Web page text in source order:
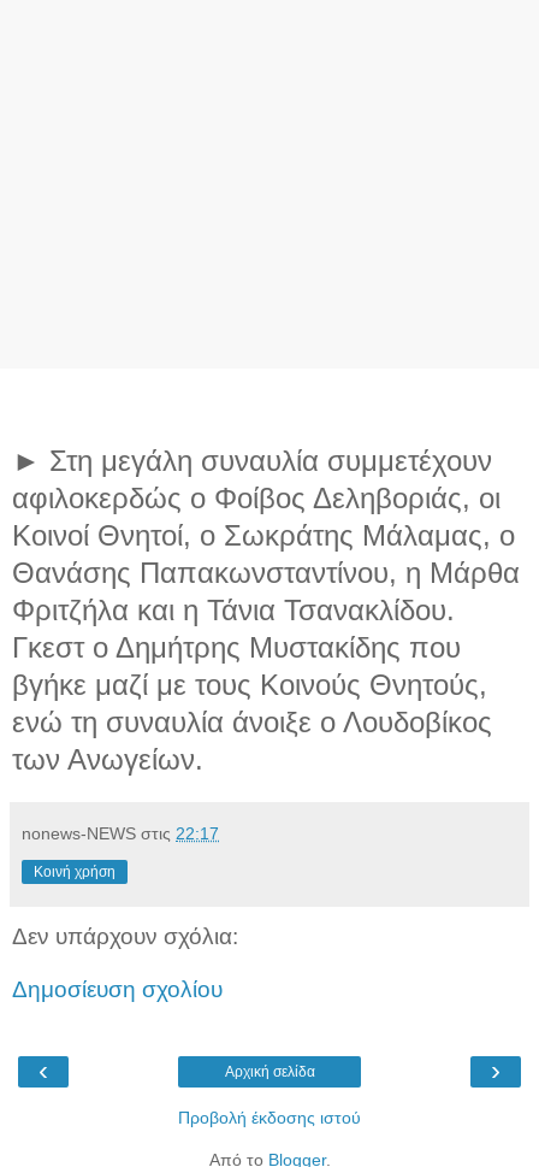
► Στη μεγάλη συναυλία συμμετέχουν
αφιλοκερδώς ο Φοίβος Δεληβοριάς, οι
Κοινοί Θνητοί, ο Σωκράτης Μάλαμας, ο
Θανάσης Παπακωνσταντίνου, η Μάρθα
Φριτζήλα και η Τάνια Τσανακλίδου.
Γκεστ ο Δημήτρης Μυστακίδης που
βγήκε μαζί με τους Κοινούς Θνητούς,
ενώ τη συναυλία άνοιξε ο Λουδοβίκος
των Ανωγείων.
nonews-NEWS στις 22:17
Κοινή χρήση
Δεν υπάρχουν σχόλια:
Δημοσίευση σχολίου
‹ ›
Αρχική σελίδα
Προβολή έκδοσης ιστού
Από το Blogger.